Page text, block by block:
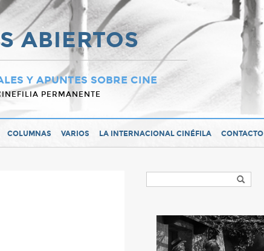
ABIERTOS
Y APUNTES SOBRE CINE
PERMANENTE
COLUMNAS VARIOS LA INTERNACIONAL CINÉFILA CONTACTO